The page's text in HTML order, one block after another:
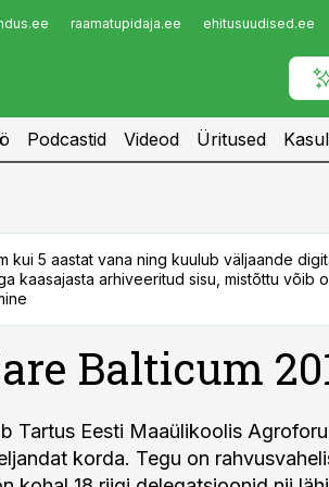
raamatupidaja.ee ehitusuudised.ee
Podcastid Videod Üritused
kui 5 aastat vana ning kuulub väljaande
kaasajasta arhiveeritud sisu, mistõttu võib
Balticum
Tartus Eesti Maaülikoolis
korda. Tegu on